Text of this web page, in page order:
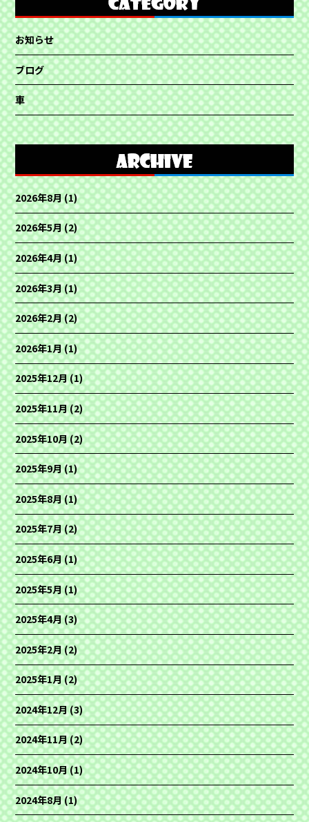
お知らせ
ブログ
車
2026年8月(1)
2026年5月(2)
2026年4月(1)
2026年3月(1)
2026年2月(2)
2026年1月(1)
2025年12月(1)
2025年11月(2)
2025年10月(2)
2025年9月(1)
2025年8月(1)
2025年7月(2)
2025年6月(1)
2025年5月(1)
2025年4月(3)
2025年2月(2)
2025年1月(2)
2024年12月(3)
2024年11月(2)
2024年10月(1)
2024年8月(1)